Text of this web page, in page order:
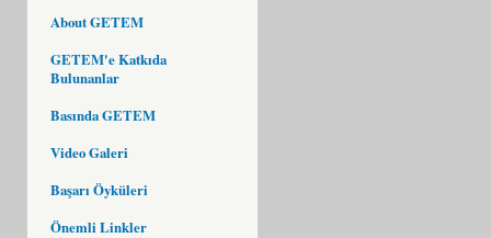
About GETEM
GETEM'e Katkıda
Bulunanlar
Basında GETEM
Video Galeri
Başarı Öyküleri
Önemli Linkler